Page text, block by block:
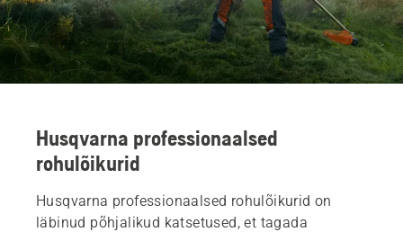
Husqvarna professionaalsed
rohulõikurid
Husqvarna professionaalsed rohulõikurid on
läbinud põhjalikud katsetused, et tagada